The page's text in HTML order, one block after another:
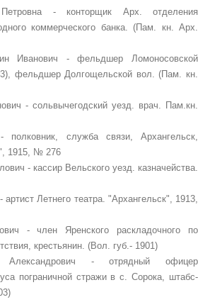
- конторщик Арх. отделения
коммерческого банка. (Пам. кн. Арх.
Иванович - фельдшер Ломоносовской
фельдшер Долгощельской вол. (Пам. кн.
- сольвычегодский уезд. врач. Пам.кн.
служба связи, Архангельск,
1915, № 276
- кассир Вельского уезд. казначейства.
Летнего театра. "Архангельск", 1913,
- член Яренского раскладочного по
крестьянин. (Вол. губ.- 1901)
- отрядный офицер
пограничной стражи в с. Сорока, штабс-